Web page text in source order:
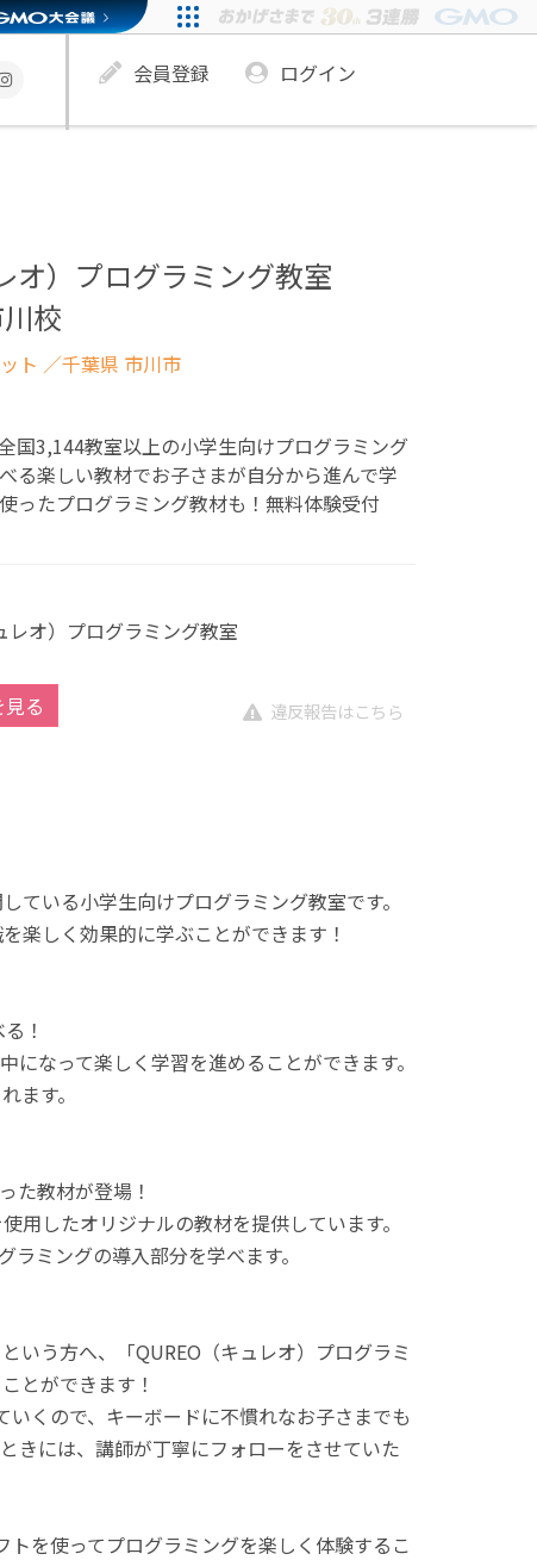
会員登録 ログイン
オ）プログラミング教室
校
ト ／千葉県 市川市
3,144教室以上の小学生向けプログラミング
る楽しい教材でお子さまが自分から進んで学
ったプログラミング教材も！無料体験受付
レオ）プログラミング教室
る 違反報告はこちら
ている小学生向けプログラミング教室です。
楽しく効果的に学ぶことができます！
！
なって楽しく学習を進めることができます。
ます。
た教材が登場！
用したオリジナルの教材を提供しています。
ミングの導入部分を学べます。
いう方へ、「QUREO（キュレオ）プログラミ
とができます！
くので、キーボードに不慣れなお子さまでも
きには、講師が丁寧にフォローをさせていた
を使ってプログラミングを楽しく体験するこ